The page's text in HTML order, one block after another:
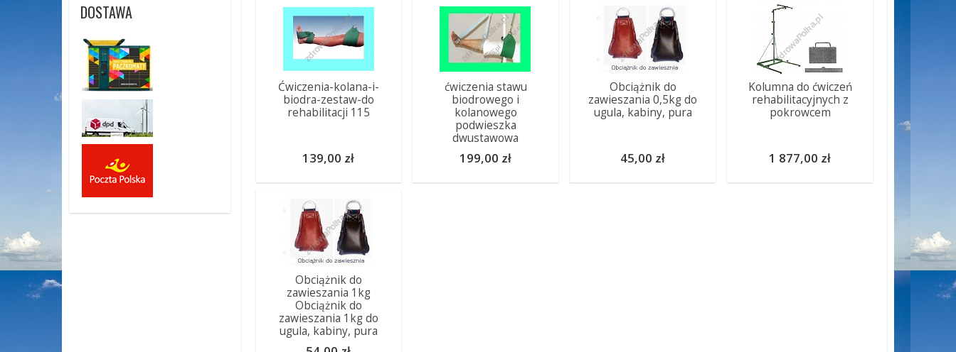
Ćwiczenia-kolana-i-
biodra-zestaw-do
rehabilitacji 115
139,00 zł
ćwiczenia stawu
biodrowego i
kolanowego
podwieszka
dwustawowa
199,00 zł
Obciążnik do
zawieszania 0,5kg do
ugula, kabiny, pura
45,00 zł
Kolumna do ćwiczeń
rehabilitacyjnych z
pokrowcem
1 877,00 zł
Obciążnik do
zawieszania 1kg
Obciążnik do
zawieszania 1kg do
ugula, kabiny, pura
DOSTAWA